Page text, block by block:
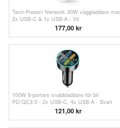
Tech-Protect Network 30W väggladdare
2x USB-C & 1x USB-A - Vit
177,00 kr
100W 6-portars snabbladdare för bil
PD/QC3.0 - 2x USB-C, 4x USB-A - Svart
121,00 kr